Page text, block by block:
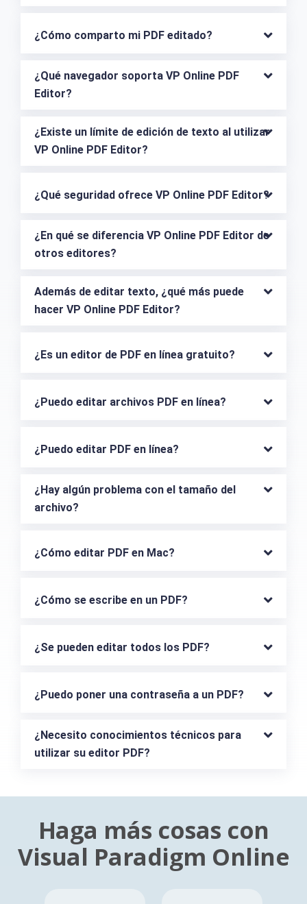
¿Cómo comparto mi PDF editado?
¿Qué navegador soporta VP Online PDF
Editor?
¿Existe un límite de edición de texto al utilizar
VP Online PDF Editor?
¿Qué seguridad ofrece VP Online PDF Editor?
¿En qué se diferencia VP Online PDF Editor de
otros editores?
Además de editar texto, ¿qué más puede
hacer VP Online PDF Editor?
¿Es un editor de PDF en línea gratuito?
¿Puedo editar archivos PDF en línea?
¿Puedo editar PDF en línea?
¿Hay algún problema con el tamaño del
archivo?
¿Cómo editar PDF en Mac?
¿Cómo se escribe en un PDF?
¿Se pueden editar todos los PDF?
¿Puedo poner una contraseña a un PDF?
¿Necesito conocimientos técnicos para
utilizar su editor PDF?
Haga más cosas con
Visual Paradigm Online